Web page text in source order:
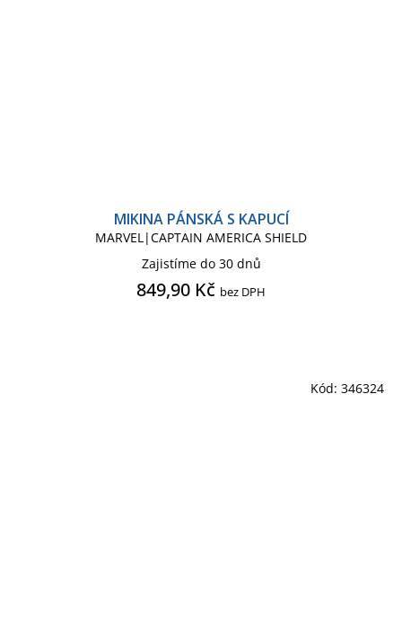
MIKINA PÁNSKÁ S KAPUCÍ
MARVEL|CAPTAIN AMERICA SHIELD
Zajistíme do 30 dnů
849,90 Kč bez DPH
Kód: 346324